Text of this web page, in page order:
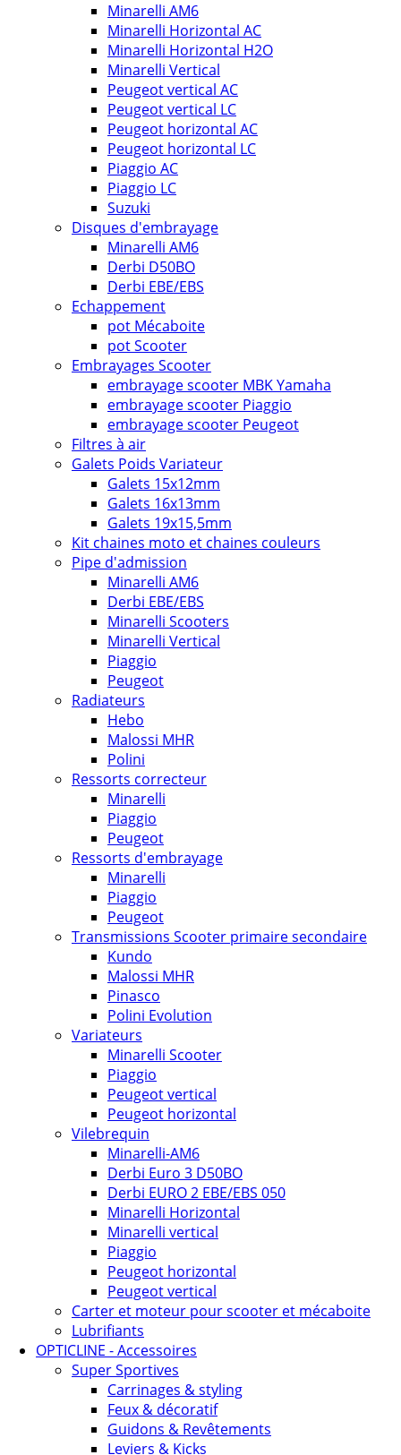
Minarelli AM6
Minarelli Horizontal AC
Minarelli Horizontal H2O
Minarelli Vertical
Peugeot vertical AC
Peugeot vertical LC
Peugeot horizontal AC
Peugeot horizontal LC
Piaggio AC
Piaggio LC
Suzuki
Disques d'embrayage
Minarelli AM6
Derbi D50BO
Derbi EBE/EBS
Echappement
pot Mécaboite
pot Scooter
Embrayages Scooter
embrayage scooter MBK Yamaha
embrayage scooter Piaggio
embrayage scooter Peugeot
Filtres à air
Galets Poids Variateur
Galets 15x12mm
Galets 16x13mm
Galets 19x15,5mm
Kit chaines moto et chaines couleurs
Pipe d'admission
Minarelli AM6
Derbi EBE/EBS
Minarelli Scooters
Minarelli Vertical
Piaggio
Peugeot
Radiateurs
Hebo
Malossi MHR
Polini
Ressorts correcteur
Minarelli
Piaggio
Peugeot
Ressorts d'embrayage
Minarelli
Piaggio
Peugeot
Transmissions Scooter primaire secondaire
Kundo
Malossi MHR
Pinasco
Polini Evolution
Variateurs
Minarelli Scooter
Piaggio
Peugeot vertical
Peugeot horizontal
Vilebrequin
Minarelli-AM6
Derbi Euro 3 D50BO
Derbi EURO 2 EBE/EBS 050
Minarelli Horizontal
Minarelli vertical
Piaggio
Peugeot horizontal
Peugeot vertical
Carter et moteur pour scooter et mécaboite
Lubrifiants
OPTICLINE - Accessoires
Super Sportives
Carrinages & styling
Feux & décoratif
Guidons & Revêtements
Leviers & Kicks